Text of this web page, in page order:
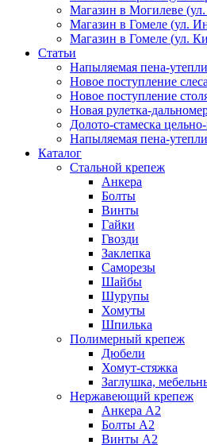
Магазин в Могилеве
Магазин в Гомеле (ул.
Магазин в Гомеле (ул.
Статьи
Напыляемая пена-
Новое поступление
Новое поступление
Новая рулетка-
Долото-стамеска
Напыляемая пена-
Каталог
Стальной крепеж
Анкера
Болты
Винты
Гайки
Гвозди
Заклепка
Саморезы
Шайбы
Шурупы
Хомуты
Шпилька
Полимерный крепеж
Дюбели
Хомут-стяжка
Заглушка,
Нержавеющий крепеж
Анкера А2
Болты А2
Винты А2